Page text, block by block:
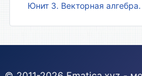
Юнит 3. Векторная алгебра.